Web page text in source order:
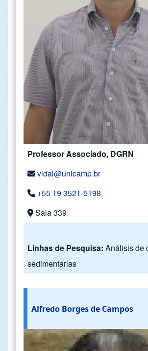
Professor Associado, DGRN
vidal@unicamp.br
+55 19 3521-5198
Sala 339
Linhas de Pesquisa: Análisis de
sedimentarias
Alfredo Borges de Campos